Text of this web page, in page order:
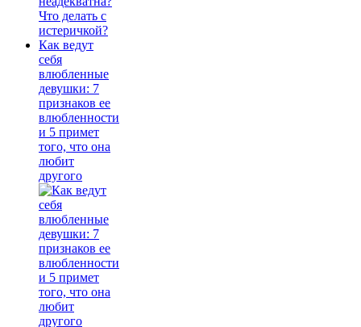
Как ведут
себя
влюбленные
девушки: 7
признаков ее
влюбленности
и 5 примет
того, что она
любит
другого